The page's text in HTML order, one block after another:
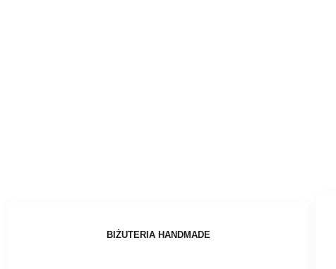
BIŻUTERIA HANDMADE